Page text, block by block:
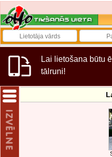
Lai lietošana būtu
tālruni!